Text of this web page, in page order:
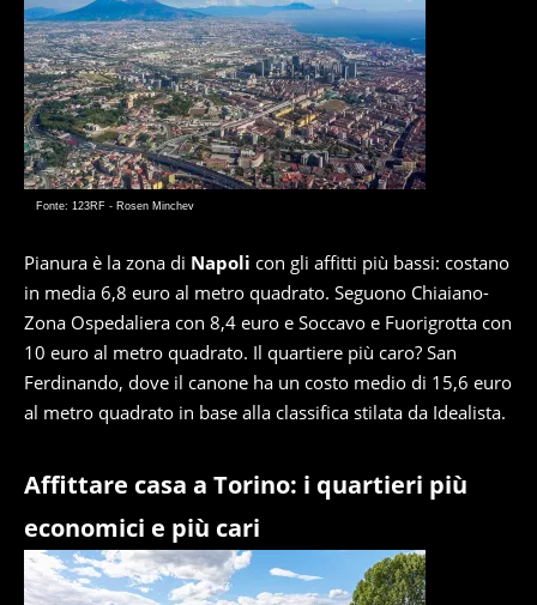
Fonte: 123RF - Rosen Minchev
Pianura è la zona di Napoli con gli affitti più bassi: costano
in media 6,8 euro al metro quadrato. Seguono Chiaiano-
Zona Ospedaliera con 8,4 euro e Soccavo e Fuorigrotta con
10 euro al metro quadrato. Il quartiere più caro? San
Ferdinando, dove il canone ha un costo medio di 15,6 euro
al metro quadrato in base alla classifica stilata da Idealista.
Affittare casa a Torino: i quartieri più
economici e più cari